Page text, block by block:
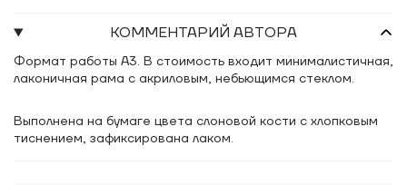
КОММЕНТАРИЙ АВТОРА
Формат работы А3. В стоимость входит минималистичная,
лаконичная рама с акриловым, небьющимся стеклом.
Выполнена на бумаге цвета слоновой кости с хлопковым
тиснением, зафиксирована лаком.